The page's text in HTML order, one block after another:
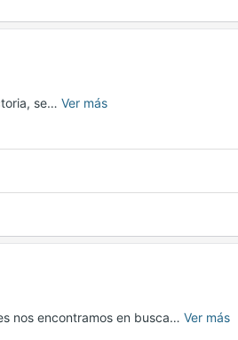
se… Ver más
nos encontramos en busca… Ver más